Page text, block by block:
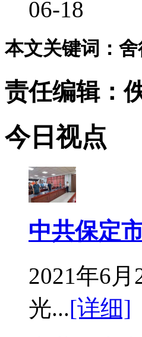
06-18
本文关键词：
责任编辑：
今日视点
中共保定
2021年6
光...[详细]